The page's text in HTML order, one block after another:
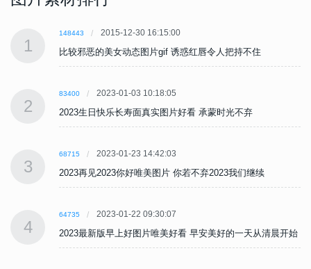
1
148443 2015-12-30 16:15:00
比较邪恶的美女动态图片gif 诱惑红唇令人把持不住
2
83400 2023-01-03 10:18:05
2023生日快乐长寿面真实图片好看 承蒙时光不弃
3
68715 2023-01-23 14:42:03
2023再见2023你好唯美图片 你若不弃2023我们继续
4
64735 2023-01-22 09:30:07
2023最新版早上好图片唯美好看 早安美好的一天从清晨开始